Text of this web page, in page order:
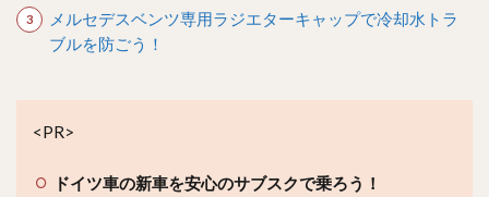
メルセデスベンツ専用ラジエターキャップで冷却水トラ
ブルを防ごう！
<PR>
ドイツ車の新車を安心のサブスクで乗ろう！